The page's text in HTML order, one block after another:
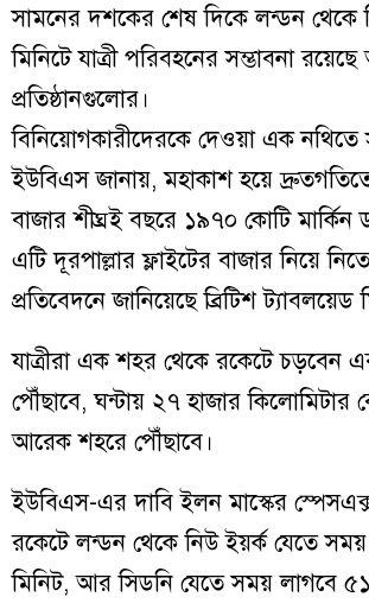
সামনের দশকের শেষ দিকে লন্ডন থেকে
মিনিটে যাত্রী পরিবহনের সম্ভাবনা
প্রতিষ্ঠানগুলোর।
বিনিয়োগকারীদেরকে দেওয়া এক নথিতে
ইউবিএস জানায়, মহাকাশ হয়ে দ্রুতগতিতে
বাজার শীঘ্রই বছরে ১৯৭০ কোটি মার্কিন
এটি দূরপাল্লার ফ্লাইটের বাজার নিয়ে
প্রতিবেদনে জানিয়েছে ব্রিটিশ ট্যাবলয়েড
যাত্রীরা এক শহর থেকে রকেটে চড়বেন
পৌঁছাবে, ঘন্টায় ২৭ হাজার কিলোমিটার
আরেক শহরে পৌঁছাবে।
ইউবিএস-এর দাবি ইলন মাস্কের
রকেটে লন্ডন থেকে নিউ ইয়র্ক যেতে সময়
মিনিট, আর সিডনি যেতে সময় লাগবে ৫১